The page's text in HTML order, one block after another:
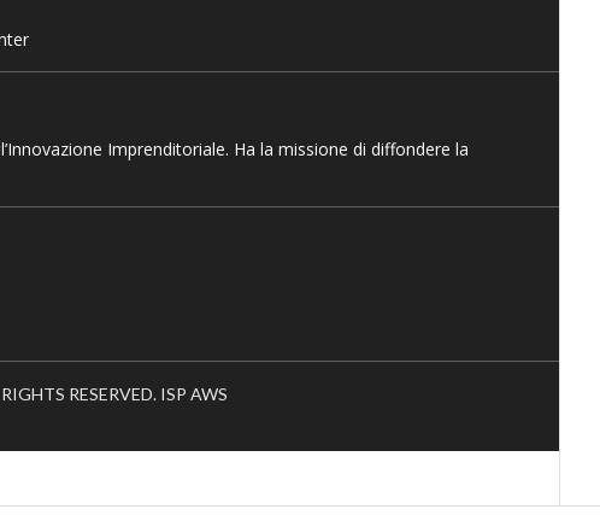
Imprenditoriale. Ha la missione di diffondere la
RESERVED. ISP AWS